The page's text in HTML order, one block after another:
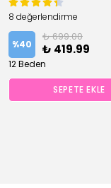
8 değerlendirme
%40
₺ 699.00
₺ 419.99
12 Beden
SEPETE EKLE